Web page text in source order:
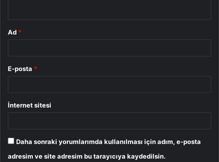
Ad *
E-posta *
İnternet sitesi
Daha sonraki yorumlarımda kullanılması için adım, e-posta
adresim ve site adresim bu tarayıcıya kaydedilsin.